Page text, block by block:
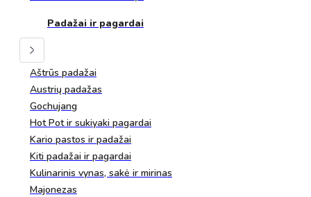
Padažai ir pagardai
Aštrūs padažai
Austrių padažas
Gochujang
Hot Pot ir sukiyaki pagardai
Kario pastos ir padažai
Kiti padažai ir pagardai
Kulinarinis vynas, sakė ir mirinas
Majonezas